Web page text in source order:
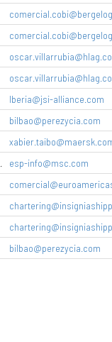
Iberia@jsi-alliance.com
bilbao@perezycia.com
esp-info@msc.com
bilbao@perezycia.com